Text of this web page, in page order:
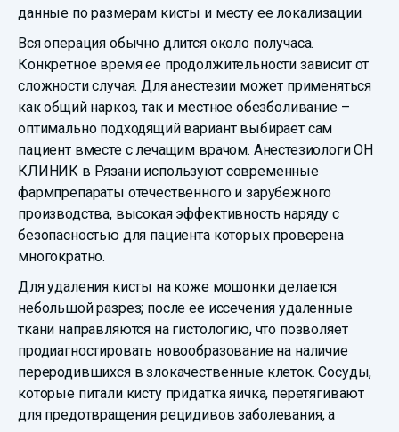
данные по размерам кисты и месту ее локализации.
Вся операция обычно длится около получаса.
Конкретное время ее продолжительности зависит от
сложности случая. Для анестезии может применяться
как общий наркоз, так и местное обезболивание –
оптимально подходящий вариант выбирает сам
пациент вместе с лечащим врачом. Анестезиологи ОН
КЛИНИК в Рязани используют современные
фармпрепараты отечественного и зарубежного
производства, высокая эффективность наряду с
безопасностью для пациента которых проверена
многократно.
Для удаления кисты на коже мошонки делается
небольшой разрез; после ее иссечения удаленные
ткани направляются на гистологию, что позволяет
продиагностировать новообразование на наличие
переродившихся в злокачественные клеток. Сосуды,
которые питали кисту придатка яичка, перетягивают
для предотвращения рецидивов заболевания, а